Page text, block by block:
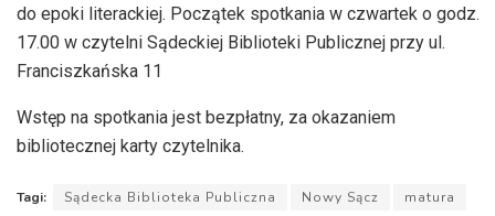
do epoki literackiej. Początek spotkania w czwartek o godz.
17.00 w czytelni Sądeckiej Biblioteki Publicznej przy ul.
Franciszkańska 11
Wstęp na spotkania jest bezpłatny, za okazaniem
bibliotecznej karty czytelnika.
Tagi: Sądecka Biblioteka Publiczna Nowy Sącz matura